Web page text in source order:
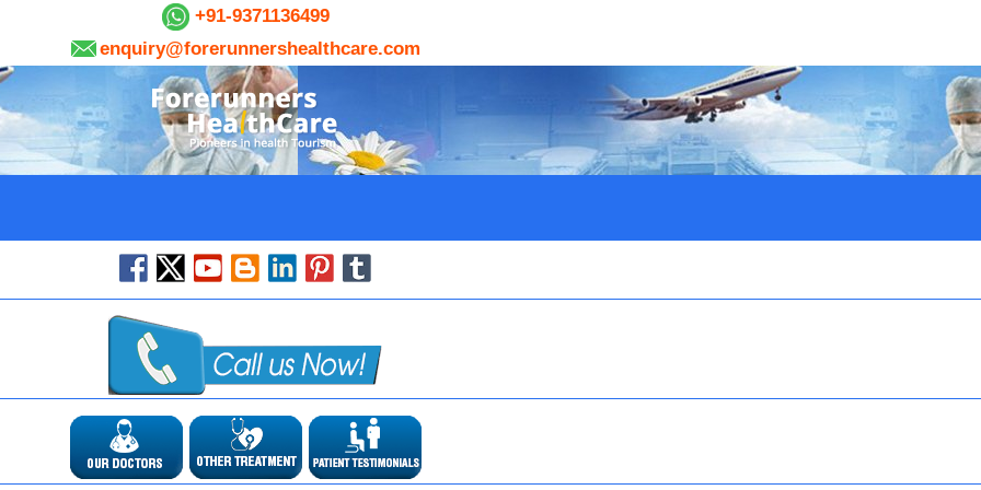
+91-9371136499
enquiry@forerunnershealthcare.com